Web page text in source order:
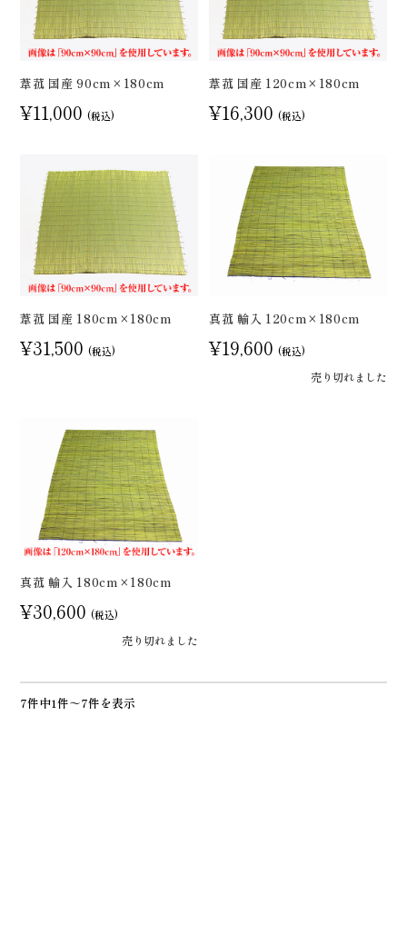
葦菰 国産 90cm×180cm
¥11,000 (税込)
葦菰 国産 120cm×180cm
¥16,300 (税込)
葦菰 国産 180cm×180cm
¥31,500 (税込)
真菰 輸入 120cm×180cm
¥19,600 (税込)
売り切れました
真菰 輸入 180cm×180cm
¥30,600 (税込)
売り切れました
7件中1件～7件を表示